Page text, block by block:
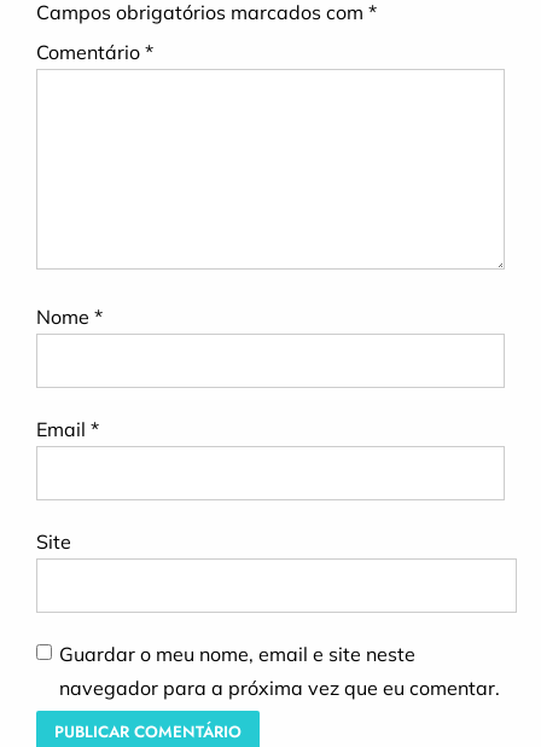
Campos obrigatórios marcados com *
Comentário *
Nome *
Email *
Site
Guardar o meu nome, email e site neste
navegador para a próxima vez que eu comentar.